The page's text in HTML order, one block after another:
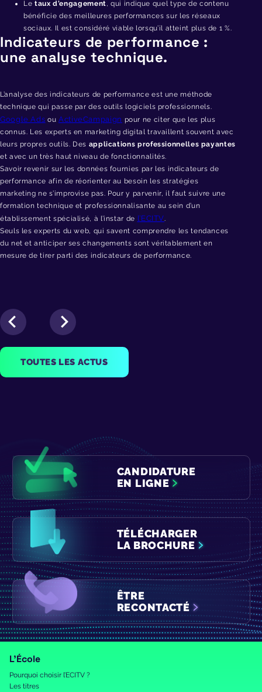
Le taux d’engagement, qui indique quel type de contenu
bénéficie des meilleures performances sur les réseaux
sociaux. Il est considéré viable lorsqu’il atteint plus de 1 %.
Indicateurs de performance :
une analyse technique.
L’analyse des indicateurs de performance est une méthode
technique qui passe par des outils logiciels professionnels.
Google Ads ou ActiveCampaign pour ne citer que les plus
connus. Les experts en marketing digital travaillent souvent avec
leurs propres outils. Des applications professionnelles payantes
et avec un très haut niveau de fonctionnalités.
Savoir revenir sur les données fournies par les indicateurs de
performance afin de réorienter au besoin les stratégies
marketing ne s’improvise pas. Pour y parvenir, il faut suivre une
formation technique et professionnalisante au sein d’un
établissement spécialisé, à l’instar de l’ECITV
Seuls les experts du web, qui savent comprendre les tendances
du net et anticiper ses changements sont véritablement en
mesure de tirer parti des indicateurs de performance.
TOUTES LES ACTUS
CANDIDATURE
EN LIGNE
TÉLÉCHARGER
LA BROCHURE
ÊTRE
RECONTACTÉ
L’École
Pourquoi choisir l’ECITV ?
Les titres